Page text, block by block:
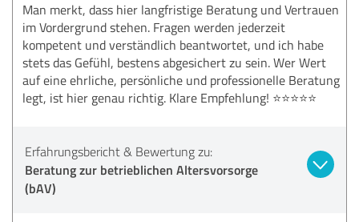
Man merkt, dass hier langfristige Beratung und Vertrauen
im Vordergrund stehen. Fragen werden jederzeit
kompetent und verständlich beantwortet, und ich habe
stets das Gefühl, bestens abgesichert zu sein. Wer Wert
auf eine ehrliche, persönliche und professionelle Beratung
legt, ist hier genau richtig. Klare Empfehlung! ⭐⭐⭐⭐⭐
Erfahrungsbericht & Bewertung zu:
Beratung zur betrieblichen Altersvorsorge
(bAV)